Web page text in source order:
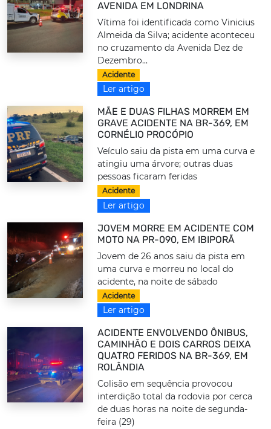
AVENIDA EM LONDRINA
Vítima foi identificada como Vinicius
Almeida da Silva; acidente aconteceu
no cruzamento da Avenida Dez de
Dezembro...
Acidente
Ler artigo
MÃE E DUAS FILHAS MORREM EM
GRAVE ACIDENTE NA BR-369, EM
CORNÉLIO PROCÓPIO
Veículo saiu da pista em uma curva e
atingiu uma árvore; outras duas
pessoas ficaram feridas
Acidente
Ler artigo
JOVEM MORRE EM ACIDENTE COM
MOTO NA PR-090, EM IBIPORÃ
Jovem de 26 anos saiu da pista em
uma curva e morreu no local do
acidente, na noite de sábado
Acidente
Ler artigo
ACIDENTE ENVOLVENDO ÔNIBUS,
CAMINHÃO E DOIS CARROS DEIXA
QUATRO FERIDOS NA BR-369, EM
ROLÂNDIA
Colisão em sequência provocou
interdição total da rodovia por cerca
de duas horas na noite de segunda-
feira (29)